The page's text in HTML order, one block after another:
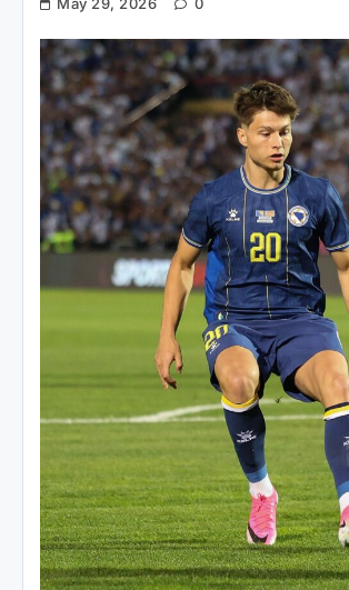
May 29, 2026 0